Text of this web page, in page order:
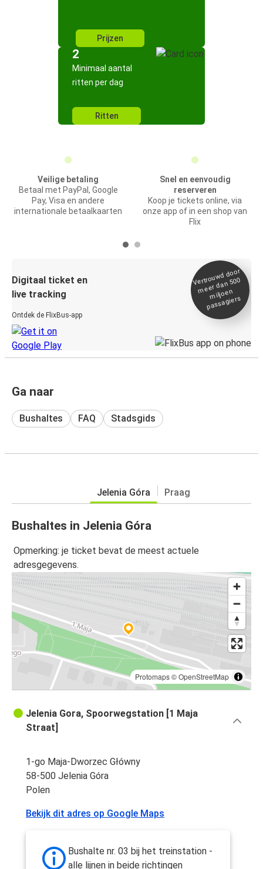
Prijzen
2
Minimaal aantal
ritten per dag
Ritten
Veilige betaling
Betaal met PayPal, Google
Pay, Visa en andere
internationale betaalkaarten
Snel en eenvoudig
reserveren
Koop je tickets online, via
onze app of in een shop van
Flix
Digitaal ticket en
live tracking
Ontdek de FlixBus-app
Vertrou
wd door
meer dan 500
miljoen
passagiers
Ga naar
Bushaltes FAQ Stadsgids
Jelenia Góra Praag
Bushaltes in Jelenia Góra
Opmerking: je ticket bevat de meest actuele
adresgegevens.
Protomaps©OpenStreetMap
Jelenia Gora, Spoorwegstation [1 Maja
Straat]
1-go Maja-Dworzec Główny
58-500 Jelenia Góra
Polen
Bekijk dit adres op Google Maps
Bushalte nr. 03 bij het treinstation -
alle lijnen in beide richtingen